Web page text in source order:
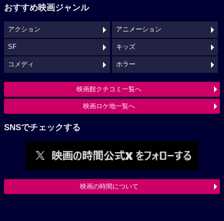
おすすめ映画ジャンル
アクション アニメーション
SF キッズ
コメディ ホラー
映画館クチコミ一覧へ
映画ロケ地一覧へ
SNSでチェックする
映画の時間について